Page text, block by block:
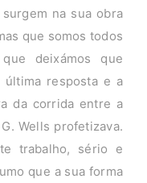
na sua obra
que somos todos
deixámos que
última resposta e a
da corrida entre a
Wells profetizava.
trabalho, sério e
que a sua forma